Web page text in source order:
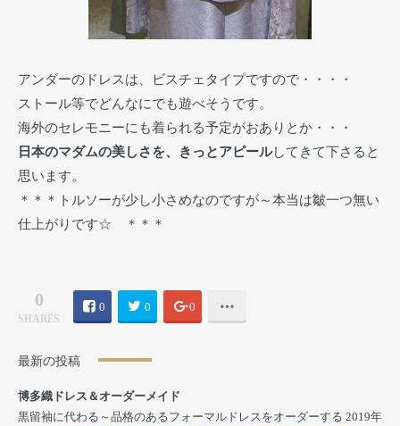
アンダーのドレスは、ビスチェタイプですので・・・・
ストール等でどんなにでも遊べそうです。
海外のセレモニーにも着られる予定がおありとか・・・
日本のマダムの美しさを、きっとアピールしてきて下さると
思います。
＊＊＊トルソーが少し小さめなのですが～本当は皺一つ無い
仕上がりです☆ ＊＊＊
0
SHARES
0 0 0
最新の投稿
博多織ドレス＆オーダーメイド
黒留袖に代わる～品格のあるフォーマルドレスをオーダーする 2019年